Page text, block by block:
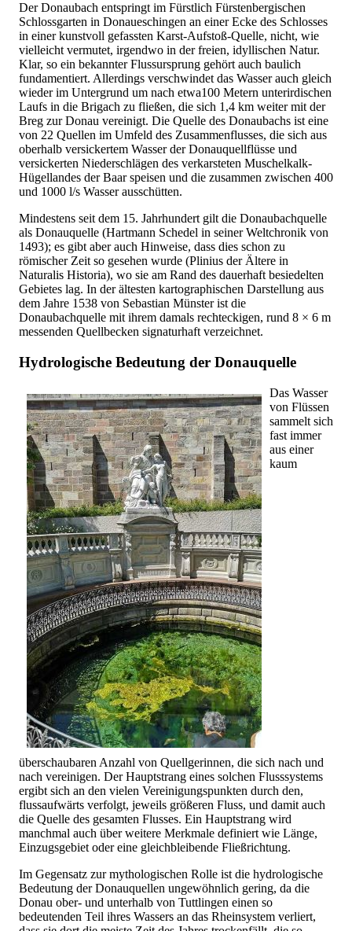
Der Donaubach entspringt im Fürstlich Fürstenbergischen
Schlossgarten in Donaueschingen an einer Ecke des Schlosses
in einer kunstvoll gefassten Karst-Aufstoß-Quelle, nicht, wie
vielleicht vermutet, irgendwo in der freien, idyllischen Natur.
Klar, so ein bekannter Flussursprung gehört auch baulich
fundamentiert. Allerdings verschwindet das Wasser auch gleich
wieder im Untergrund um nach etwa100 Metern unterirdischen
Laufs in die Brigach zu fließen, die sich 1,4 km weiter mit der
Breg zur Donau vereinigt. Die Quelle des Donaubachs ist eine
von 22 Quellen im Umfeld des Zusammenflusses, die sich aus
oberhalb versickertem Wasser der Donauquellflüsse und
versickerten Niederschlägen des verkarsteten Muschelkalk-
Hügellandes der Baar speisen und die zusammen zwischen 400
und 1000 l/s Wasser ausschütten.
Mindestens seit dem 15. Jahrhundert gilt die Donaubachquelle
als Donauquelle (Hartmann Schedel in seiner Weltchronik von
1493); es gibt aber auch Hinweise, dass dies schon zu
römischer Zeit so gesehen wurde (Plinius der Ältere in
Naturalis Historia), wo sie am Rand des dauerhaft besiedelten
Gebietes lag. In der ältesten kartographischen Darstellung aus
dem Jahre 1538 von Sebastian Münster ist die
Donaubachquelle mit ihrem damals rechteckigen, rund 8 × 6 m
messenden Quellbecken signaturhaft verzeichnet.
Hydrologische Bedeutung der Donauquelle
Das Wasser
von Flüssen
sammelt sich
fast immer
aus einer
kaum
überschaubaren Anzahl von Quellgerinnen, die sich nach und
nach vereinigen. Der Hauptstrang eines solchen Flusssystems
ergibt sich an den vielen Vereinigungspunkten durch den,
flussaufwärts verfolgt, jeweils größeren Fluss, und damit auch
die Quelle des gesamten Flusses. Ein Hauptstrang wird
manchmal auch über weitere Merkmale definiert wie Länge,
Einzugsgebiet oder eine gleichbleibende Fließrichtung.
Im Gegensatz zur mythologischen Rolle ist die hydrologische
Bedeutung der Donauquellen ungewöhnlich gering, da die
Donau ober- und unterhalb von Tuttlingen einen so
bedeutenden Teil ihres Wassers an das Rheinsystem verliert,